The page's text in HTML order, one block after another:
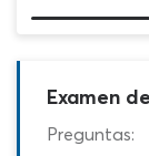
Examen
Preguntas: